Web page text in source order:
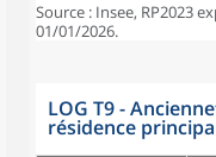
Source : Insee, RP2023
01/01/2026.
LOG T9 -
résidence